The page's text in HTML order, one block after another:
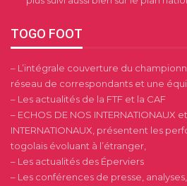
TOGO FOOT
– L’intégrale couverture du
réseau de correspondants et une
– Les actualités de la FTF et la CAF
– ECHOS DE NOS INTERNATIONAUX
INTERNATIONAUX, présentent les
togolais évoluant à l’étranger,
– Les actualités des Éperviers
– Les conférences de presse,